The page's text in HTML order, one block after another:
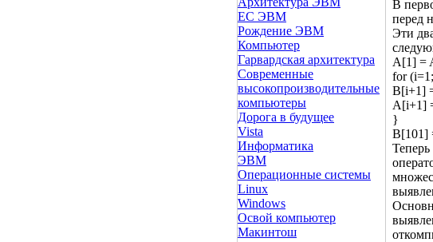
ЕС ЭВМ
Рождение ЭВМ
Компьютер
Гарвардская архитектура
Современные
высокопроизводительные
компьютеры
Дорога в будущее
Vista
Инфоpматика
ЭВМ
Операционные системы
Linux
Windows
Освой компьютер
Макинтош
В
перед
Эти
A[1] =
for
B[i+1]
A[i+1]
}
B[101]